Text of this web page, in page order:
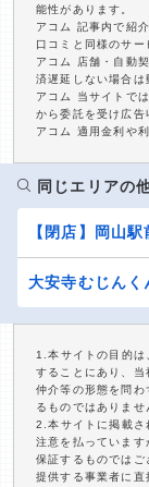
能性があります。
アコム 記事内で紹
口コミと同様のサー
アコム 店舗・自動
済遅延しない場合は
アコム 当サイトで
から委託を受け広告
アコム 適用金利や
同じエリアの
【閉店】岡山
大安寺むじんく
1.本サイトの目的は
することにあり、当
仲介等の形態を問
るものではありませ
2.本サイトに掲載さ
注意を払っていま
保証するものでは
提供する事業者に直